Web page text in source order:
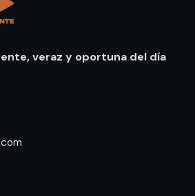
veraz y oportuna del día